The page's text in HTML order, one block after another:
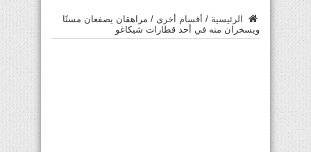
الرئيسية / أقسام أخرى / مراهقان يصفعان مسنًا
ويسخران منه في أحد قطارات شيكاغو